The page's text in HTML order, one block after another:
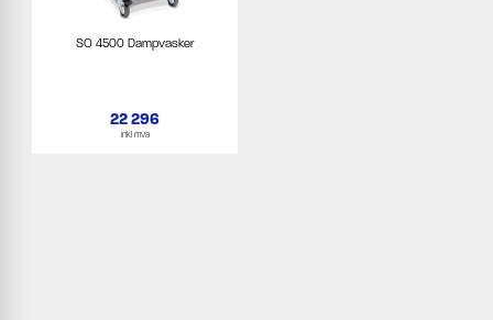
SO 4500 Dampvasker
22 296
inkl mva